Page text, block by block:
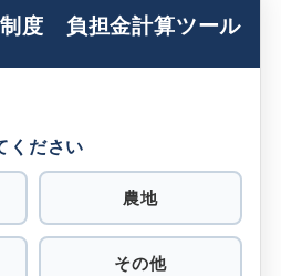
度 負担金計算ツール
ください
農地
その他